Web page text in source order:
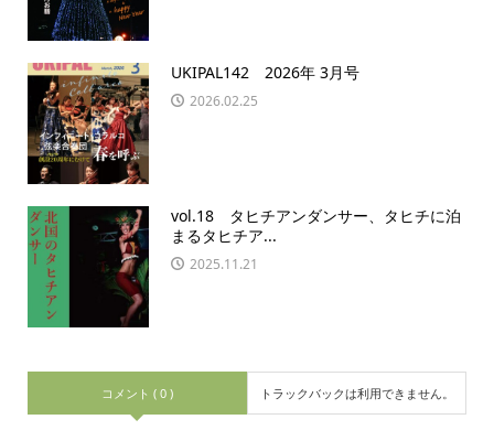
UKIPAL142 2026年 3月号
2026.02.25
vol.18 タヒチアンダンサー、タヒチに泊
まるタヒチア...
2025.11.21
コメント ( 0 ) トラックバックは利用できません。